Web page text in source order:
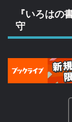
『いろは
守